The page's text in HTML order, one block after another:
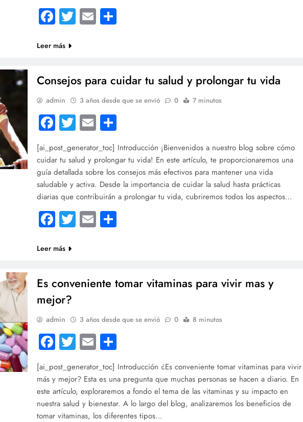
Facebook
Twitter
Email
Leer más
Consejos para cuidar tu salud y prolongar tu vida
admin 3 años desde que se envió 0 7 minutos
Facebook
Twitter
Email
[ai_post_generator_toc] Introducción ¡Bienvenidos a nuestro blog sobre cómo
cuidar tu salud y prolongar tu vida! En este artículo, te proporcionaremos una
guía detallada sobre los consejos más efectivos para mantener una vida
saludable y activa. Desde la importancia de cuidar la salud hasta prácticas
diarias que contribuirán a prolongar tu vida, cubriremos todos los aspectos…
Facebook
Twitter
Email
Leer más
Es conveniente tomar vitaminas para vivir mas y
mejor?
admin 3 años desde que se envió 0 8 minutos
Facebook
Twitter
Email
[ai_post_generator_toc] Introducción ¿Es conveniente tomar vitaminas para vivir
más y mejor? Esta es una pregunta que muchas personas se hacen a diario. En
este artículo, exploraremos a fondo el tema de las vitaminas y su impacto en
nuestra salud y bienestar. A lo largo del blog, analizaremos los beneficios de
tomar vitaminas, los diferentes tipos…